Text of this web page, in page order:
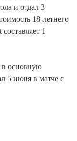
и отдал 3
18-летнего
1
в основную
5 июня в матче с